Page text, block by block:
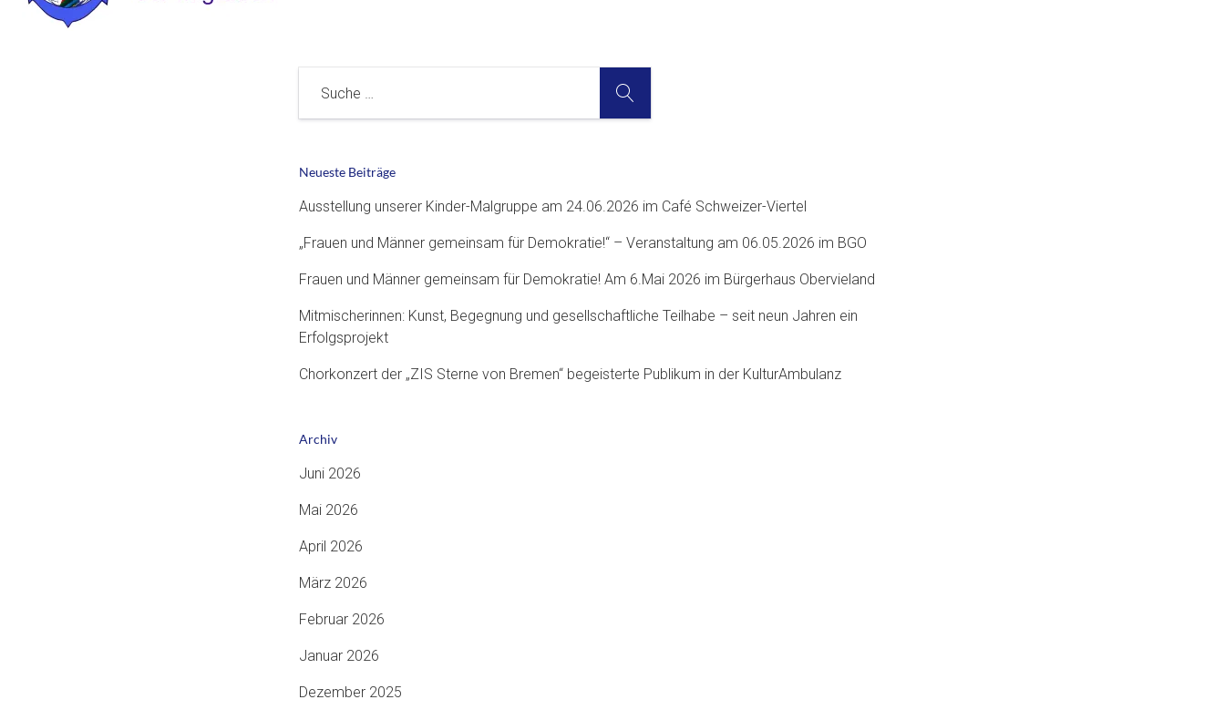
Neueste Beiträge
Ausstellung unserer Kinder-Malgruppe am 24.06.2026 im Café Schweizer-Viertel
„Frauen und Männer gemeinsam für Demokratie!“ – Veranstaltung am 06.05.2026 im BGO
Frauen und Männer gemeinsam für Demokratie! Am 6.Mai 2026 im Bürgerhaus Obervieland
Mitmischerinnen: Kunst, Begegnung und gesellschaftliche Teilhabe – seit neun Jahren ein
Erfolgsprojekt
Chorkonzert der „ZIS Sterne von Bremen“ begeisterte Publikum in der KulturAmbulanz
Archiv
Juni 2026
Mai 2026
April 2026
März 2026
Februar 2026
Januar 2026
Dezember 2025